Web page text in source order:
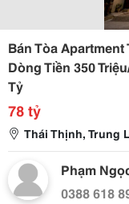
Bán Tòa
Dòng Tiền 350
Tỷ
78 tỷ
Thái Thịnh, Trung
Phạm
0388 618